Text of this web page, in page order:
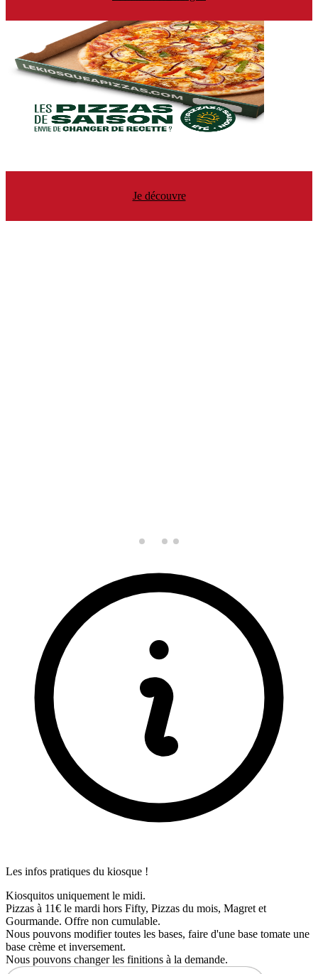
Je découvre
Les infos pratiques du kiosque !
Kiosquitos uniquement le midi.
Pizzas à 11€ le mardi hors Fifty, Pizzas du mois, Magret et
Gourmande. Offre non cumulable.
Nous pouvons modifier toutes les bases, faire d'une base tomate une
base crème et inversement.
Nous pouvons changer les finitions à la demande.